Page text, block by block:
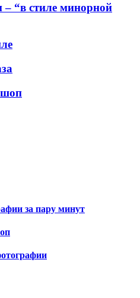
“в стиле минорной
за пару минут